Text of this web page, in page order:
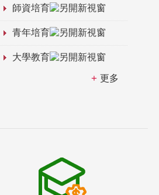
師資培育
青年培育
大學教育
更多